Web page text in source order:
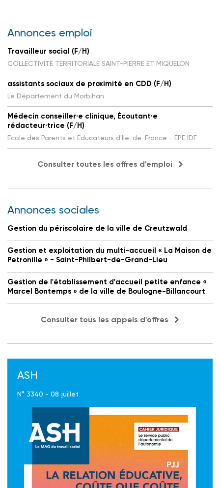
Annonces emploi
Travailleur social (F/H)
COLLECTIVITE TERRITORIALE SAINT-PIERRE ET MIQUELON
assistants sociaux de proximité en CDD (F/H)
Le Département du Morbihan
Médecin conseiller·e clinique, Écoutant·e
rédacteur·trice (F/H)
Ecole des Parents et Educateurs d'Ile-de-France - EPE IDF
Consulter toutes les offres d'emploi
Annonces sociales
Gestion du périscolaire de la ville de Creutzwald
Gestion et exploitation du multi-accueil « La Maison de
Petronille » - Saint-Philbert-de-Grand-Lieu
Gestion de l'établissement d'accueil petite enfance «
Marcel Bontemps » de la ville de Boulogne-Billancourt
Consulter tous les appels d'offres
ASH
N° 3340 - 08 juillet